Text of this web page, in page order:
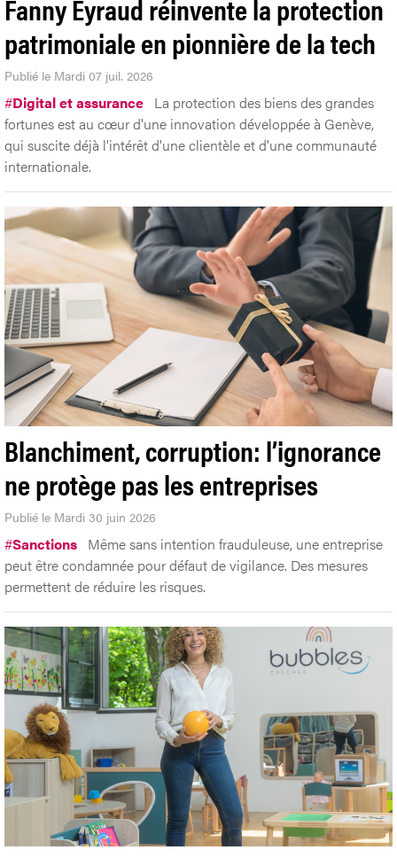
Fanny Eyraud réinvente la protection
patrimoniale en pionnière de la tech
Publié le Mardi 07 juil. 2026
#Digital et assurance La protection des biens des grandes
fortunes est au cœur d'une innovation développée à Genève,
qui suscite déjà l'intérêt d'une clientèle et d'une communauté
internationale.
Blanchiment, corruption: l’ignorance
ne protège pas les entreprises
Publié le Mardi 30 juin 2026
#Sanctions Même sans intention frauduleuse, une entreprise
peut être condamnée pour défaut de vigilance. Des mesures
permettent de réduire les risques.